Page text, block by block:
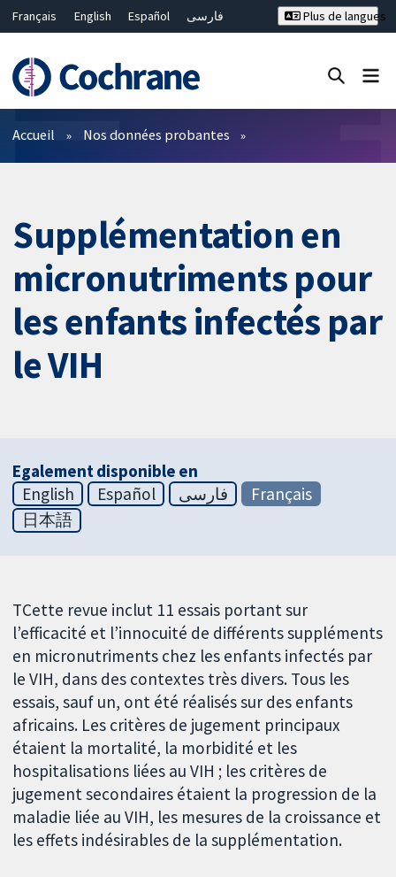
Français English Español
فارسی
Bahasa Malaysia
ไทย
繁體中文
简体中文
Plus de langues
Filtres
Accueil Nos données probantes
Supplémentation en
micronutriments pour
les enfants infectés par
le VIH
Egalement disponible en
English
Español فارسی
Français
日本語
TCette revue inclut 11 essais portant sur
l’efficacité et l’innocuité de différents suppléments
en micronutriments chez les enfants infectés par
le VIH, dans des contextes très divers. Tous les
essais, sauf un, ont été réalisés sur des enfants
africains. Les critères de jugement principaux
étaient la mortalité, la morbidité et les
hospitalisations liées au VIH ; les critères de
jugement secondaires étaient la progression de la
maladie liée au VIH, les mesures de la croissance et
les effets indésirables de la supplémentation.